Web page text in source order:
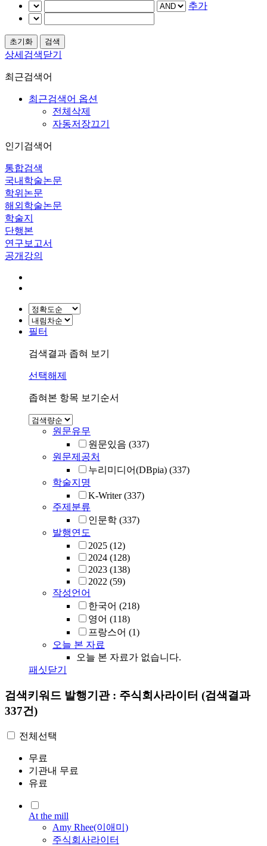
추가
상세검색닫기
최근검색어
최근검색어 옵션
전체삭제
자동저장끄기
인기검색어
통합검색
국내학술논문
학위논문
해외학술논문
학술지
단행본
연구보고서
공개강의
필터
검색결과 좁혀 보기
선택해제
좁혀본 항목 보기순서
원문유무
원문있음 (337)
원문제공처
누리미디어(DBpia) (337)
학술지명
K-Writer (337)
주제분류
인문학 (337)
발행연도
2025 (12)
2024 (128)
2023 (138)
2022 (59)
작성언어
한국어 (218)
영어 (118)
프랑스어 (1)
오늘 본 자료
오늘 본 자료가 없습니다.
패싯닫기
검색키워드 발행기관 : 주식회사라이터 (검색결과
337건)
전체선택
무료
기관내 무료
유료
At the mill
Amy Rhee(이애미)
주식회사라이터